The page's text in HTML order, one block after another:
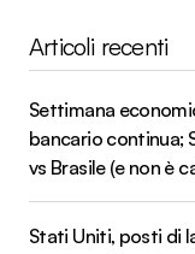
Articoli recenti
Settimana
bancario continua;
vs Brasile (e non è
Stati Uniti, posti di